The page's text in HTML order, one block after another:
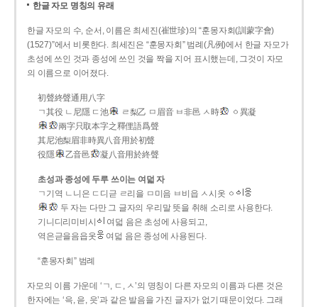
한글 자모 명칭의 유래
한글 자모의 수, 순서, 이름은 최세진(崔世珍)의 “훈몽자회(訓蒙字會)
(1527)”에서 비롯한다. 최세진은 “훈몽자회” 범례(凡例)에서 한글 자모가
초성에 쓰인 것과 종성에 쓰인 것을 짝을 지어 표시했는데, 그것이 자모
의 이름으로 이어졌다.
初聲終聲通用八字
ㄱ其役 ㄴ尼隱 ㄷ池
ㄹ梨乙 ㅁ眉音 ㅂ非邑 ㅅ時
ㆁ異凝
兩字只取本字之釋俚語爲聲
其尼池梨眉非時異八音用於初聲
役隱
乙音邑 凝八音用於終聲
초성과 종성에 두루 쓰이는 여덟 자
ㄱ기역 ㄴ니은 ㄷ디귿 ㄹ리을 ㅁ미음 ㅂ비읍 ㅅ시옷 ㆁ
두 자는 다만 그 글자의 우리말 뜻을 취해 소리로 사용한다.
기니디리미비시
여덟 음은 초성에 사용되고,
역은귿을음읍옷
여덟 음은 종성에 사용된다.
“훈몽자회” 범례
자모의 이름 가운데 ‘ㄱ, ㄷ, ㅅ’의 명칭이 다른 자모의 이름과 다른 것은
한자에는 ‘윽, 읃, 읏’과 같은 발음을 가진 글자가 없기 때문이었다. 그래